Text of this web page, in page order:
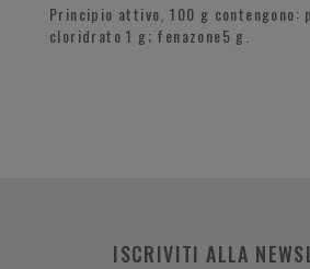
Principio attivo, 100 g contengono:
cloridrato 1 g; fenazone5 g.
ISCRIVITI ALLA